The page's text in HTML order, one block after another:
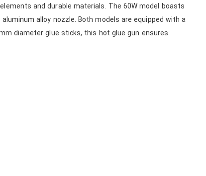
and durable materials. The 60W model boasts
alloy nozzle. Both models are equipped with a
diameter glue sticks, this hot glue gun ensures